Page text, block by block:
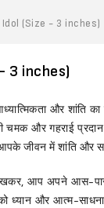
(Size - 3 inches)
3 inches)
और शांति
और गहराई प्रदान
जीवन में शांति और
आप अपने आस-
ध्यान और आत्म-